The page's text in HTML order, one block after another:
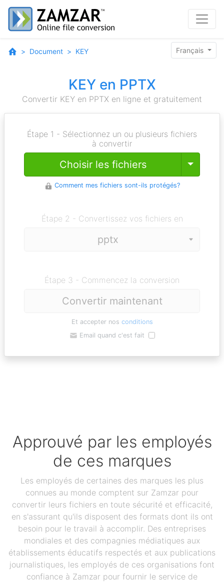
Document KEY Français
KEY en PPTX
Convertir KEY en PPTX en ligne et gratuitement
Étape 1 - Sélectionnez un ou plusieurs fichiers
à convertir
Choisir les fichiers Toggle
Comment mes fichiers sont-ils protégés?
Étape 2 - Convertissez vos fichiers en
Étape 3 - Commencez la conversion
Convertir maintenant
Et accepter nos conditions
Email quand c'est fait
Approuvé par les employés
de ces marques
Les employés de certaines des marques les plus
connues au monde comptent sur Zamzar pour
convertir leurs fichiers en toute sécurité et efficacité,
en s'assurant qu'ils disposent des formats dont ils ont
besoin pour le travail à accomplir. Des entreprises
mondiales et des compagnies médiatiques aux
établissements éducatifs respectés et aux publications
journalistiques, les employés de ces organisations font
confiance à Zamzar pour fournir le service de